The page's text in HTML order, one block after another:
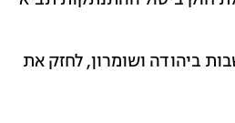
ביהודה ושומרון, לחזק את